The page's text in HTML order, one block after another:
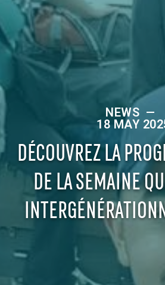
NEWS —
18 MAY
DÉCOUVREZ LA
DE LA SEMAINE